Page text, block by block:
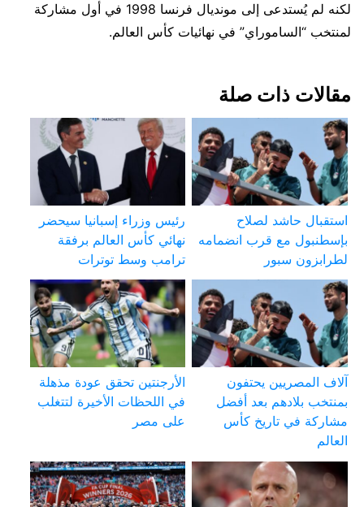
لكنه لم يُستدعى إلى مونديال فرنسا 1998 في أول مشاركة
لمنتخب “الساموراي” في نهائيات كأس العالم.
مقالات ذات صلة
استقبال حاشد لصلاح
بإسطنبول مع قرب انضمامه
لطرابزون سبور
رئيس وزراء إسبانيا سيحضر
نهائي كأس العالم برفقة
ترامب وسط توترات
آلاف المصريين يحتفون
بمنتخب بلادهم بعد أفضل
مشاركة في تاريخ كأس
العالم
الأرجنتين تحقق عودة مذهلة
في اللحظات الأخيرة لتتغلب
على مصر